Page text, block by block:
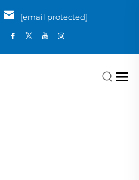
[email protected]